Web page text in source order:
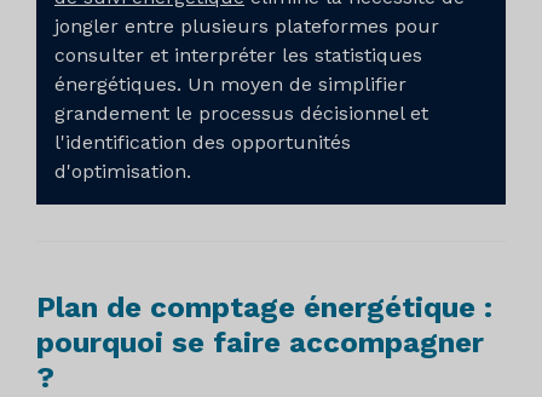
jongler entre plusieurs plateformes pour
consulter et interpréter les statistiques
énergétiques. Un moyen de simplifier
grandement le processus décisionnel et
l'identification des opportunités
d'optimisation.
Plan de comptage énergétique :
pourquoi se faire accompagner
?